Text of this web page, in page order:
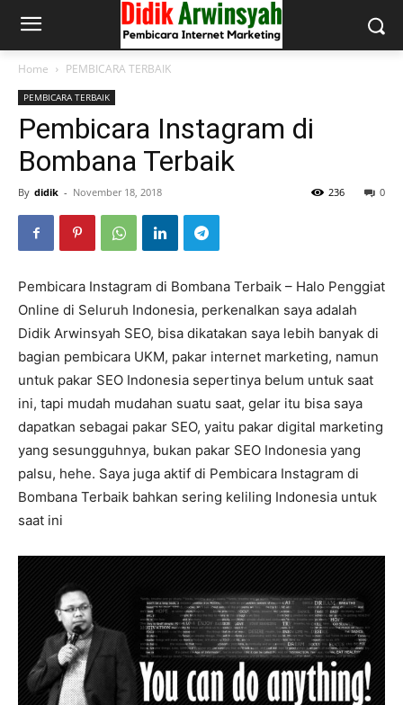
Home PEMBICARA TERBAIK
PEMBICARA TERBAIK
Pembicara Instagram di
Bombana Terbaik
By didik - November 18, 2018 0
236
Pembicara Instagram di Bombana Terbaik – Halo Penggiat
Online di Seluruh Indonesia, perkenalkan saya adalah
Didik Arwinsyah SEO, bisa dikatakan saya lebih banyak di
bagian pembicara UKM, pakar internet marketing, namun
untuk pakar SEO Indonesia sepertinya belum untuk saat
ini, tapi mudah mudahan suatu saat, gelar itu bisa saya
dapatkan sebagai pakar SEO, yaitu pakar digital marketing
yang sesungguhnya, bukan pakar SEO Indonesia yang
palsu, hehe. Saya juga aktif di Pembicara Instagram di
Bombana Terbaik bahkan sering keliling Indonesia untuk
saat ini